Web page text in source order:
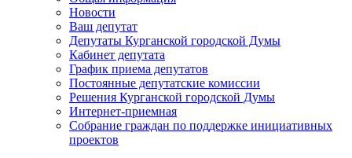
Новости
Ваш депутат
Депутаты Курганской городской Думы
Кабинет депутата
График приема депутатов
Постоянные депутатские комиссии
Решения Курганской городской Думы
Интернет-приемная
Собрание граждан по поддержке инициативных
проектов